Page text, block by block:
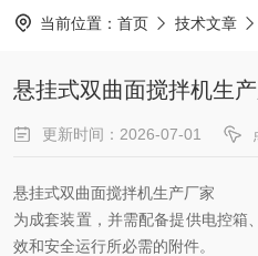
当前位置： 首页 技术文章
悬挂式双曲面搅拌机生
更新时间：2026-07-01
悬挂式双曲面搅拌机生产厂家
为成套装置，并需配备提供电控箱
效和安全运行所必需的附件。